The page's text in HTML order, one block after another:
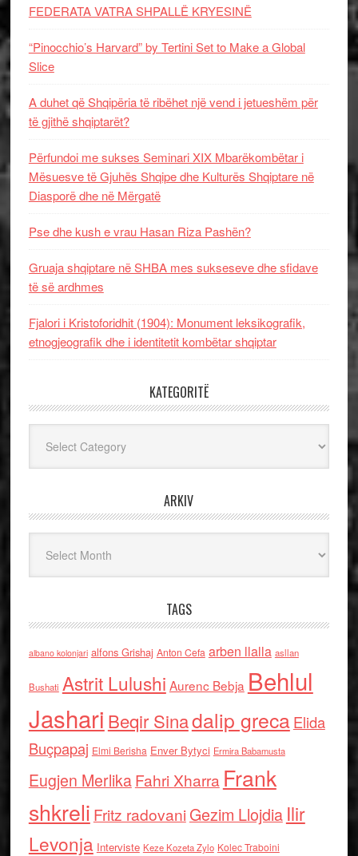
FEDERATA VATRA SHPALLË KRYESINË
“Pinocchio’s Harvard” by Tertini Set to Make a Global
Slice
A duhet që Shqipëria të ribëhet një vend i jetueshëm për
të gjithë shqiptarët?
Përfundoi me sukses Seminari XIX Mbarëkombëtar i
Mësuesve të Gjuhës Shqipe dhe Kulturës Shqiptare në
Diasporë dhe në Mërgatë
Pse dhe kush e vrau Hasan Riza Pashën?
Gruaja shqiptare në SHBA mes sukseseve dhe sfidave
të së ardhmes
Fjalori i Kristoforidhit (1904): Monument leksikografik,
etnogjeografik dhe i identitetit kombëtar shqiptar
KATEGORITË
ARKIV
TAGS
albano kolonjari alfons Grishaj Anton Cefa arben llalla asllan
Bushati Astrit Lulushi Aurenc Bebja Behlul
Jashari Beqir Sinadalip grecaElida
Buçpapaj Elmi Berisha Enver Bytyci Ermira Babamusta
Eugjen MerlikaFahri Xharra Frank
shkreli Fritz radovaniGezim Llojdia Ilir
Levonja Interviste Keze Kozeta Zylo Kolec Traboini